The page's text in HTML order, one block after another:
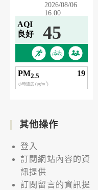
其他操作
登入
訂閱網站內容的資
訊提供
訂閱留言的資訊提